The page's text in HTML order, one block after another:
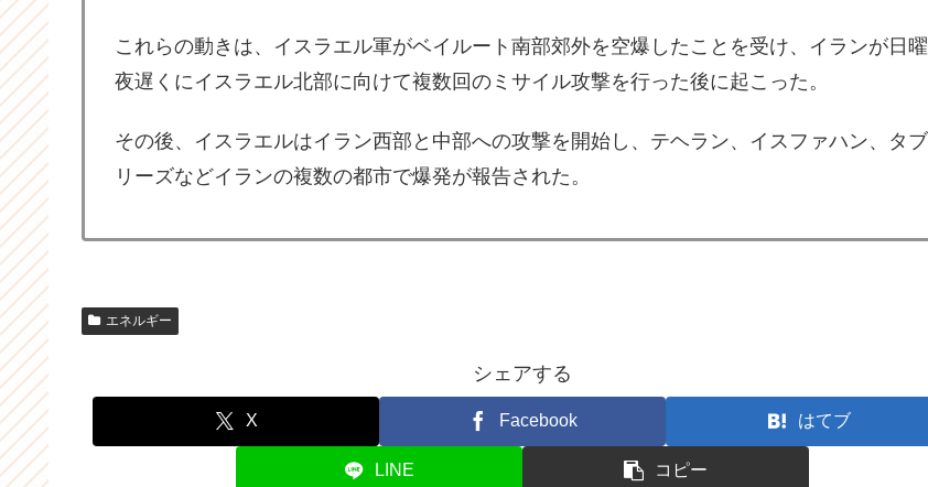
これらの動きは、イスラエル軍がベイルート南部郊外を空爆したことを受け、イランが日曜
夜遅くにイスラエル北部に向けて複数回のミサイル攻撃を行った後に起こった。
その後、イスラエルはイラン西部と中部への攻撃を開始し、テヘラン、イスファハン、タブ
リーズなどイランの複数の都市で爆発が報告された。
エネルギー
シェアする
X Facebook はてブ
LINE コピー